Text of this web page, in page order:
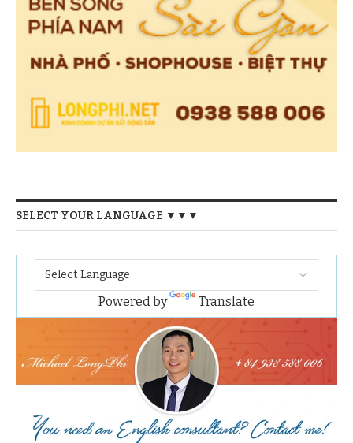
SELECT YOUR LANGUAGE ▼▼▼
Powered by Translate